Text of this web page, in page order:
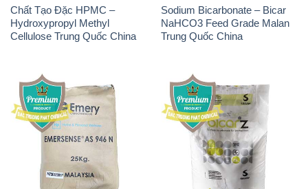
Chất Tạo Đặc HPMC –
Hydroxypropyl Methyl
Cellulose Trung Quốc China
Sodium Bicarbonate – Bicar
NaHCO3 Feed Grade Malan
Trung Quốc China